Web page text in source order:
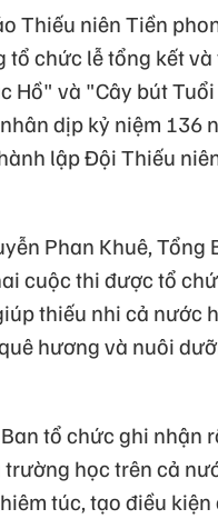
Thiếu niên Tiền
chức lễ tổng kết
Hồ" và "Cây bút
dịp kỷ niệm 136
lập Đội Thiếu
Phan Khuê, Tổng
cuộc thi được tổ
thiếu nhi cả nước
hương và nuôi
tổ chức ghi nhận
học trên cả
túc, tạo điều kiện